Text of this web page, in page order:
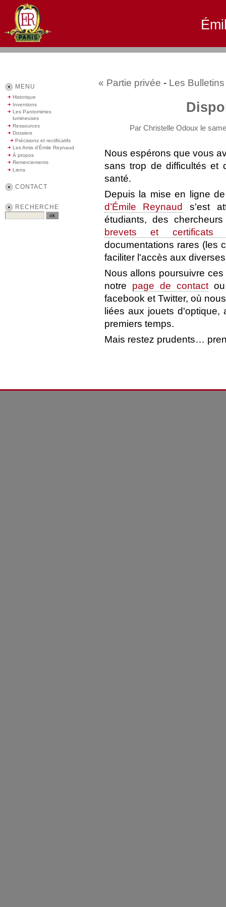
« Partie privée - Les
Par Christelle Odoux le
Nous espérons que vous
sans trop de difficultés et
santé.
Depuis la mise en ligne
d’Émile Reynaud s'est
étudiants, des
brevets et certificats
documentations rares (les
faciliter l'accès aux
Nous allons poursuivre
notre page de contactou
facebook et Twitter, où
liées aux jouets
premiers temps.
Mais restez prudents…
MENU
Historique
Inventions
Les Pantomimes
lumineuses
Ressources
Dossiers
Précisions et rectificatifs
Les Amis d'Émile Reynaud
À propos
Remerciements
Liens
CONTACT
RECHERCHE